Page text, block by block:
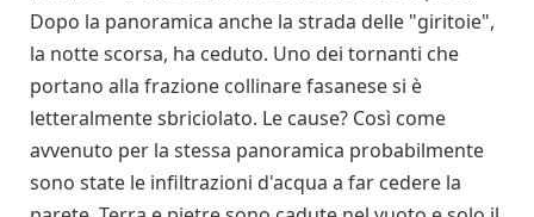
Dopo la panoramica anche la strada delle "giritoie",
la notte scorsa, ha ceduto. Uno dei tornanti che
portano alla frazione collinare fasanese si è
letteralmente sbriciolato. Le cause? Così come
avvenuto per la stessa panoramica probabilmente
sono state le infiltrazioni d'acqua a far cedere la